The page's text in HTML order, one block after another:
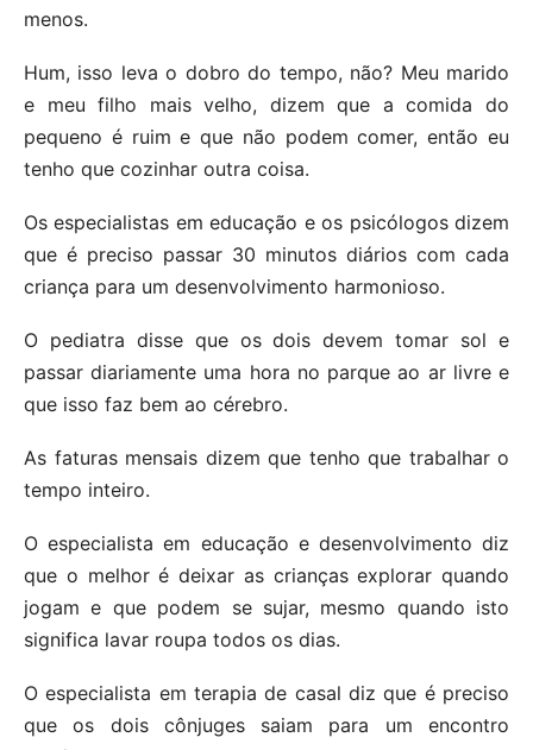
menos.
Hum, isso leva o dobro do tempo, não? Meu marido
e meu filho mais velho, dizem que a comida do
pequeno é ruim e que não podem comer, então eu
tenho que cozinhar outra coisa.
Os especialistas em educação e os psicólogos dizem
que é preciso passar 30 minutos diários com cada
criança para um desenvolvimento harmonioso.
O pediatra disse que os dois devem tomar sol e
passar diariamente uma hora no parque ao ar livre e
que isso faz bem ao cérebro.
As faturas mensais dizem que tenho que trabalhar o
tempo inteiro.
O especialista em educação e desenvolvimento diz
que o melhor é deixar as crianças explorar quando
jogam e que podem se sujar, mesmo quando isto
significa lavar roupa todos os dias.
O especialista em terapia de casal diz que é preciso
que os dois cônjuges saiam para um encontro